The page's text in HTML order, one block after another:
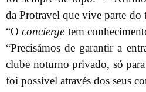
da Protravel que vive parte do
“Oconcierge tem
“Precisámos de garantir a
clube noturno privado, só
foi possível através dos seus